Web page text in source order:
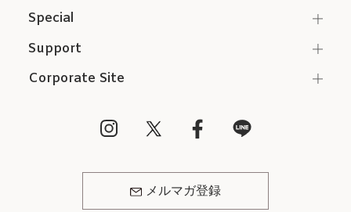
Support
Corporate Site
メルマガ登録
Special